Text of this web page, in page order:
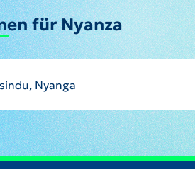
für Nyanza
Nyanga